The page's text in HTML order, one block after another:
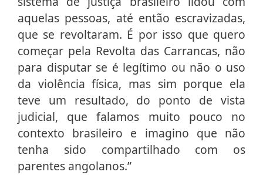
aquelas pessoas, até então escravizadas,
que se revoltaram. É por isso que quero
começar pela Revolta das Carrancas, não
para disputar se é legítimo ou não o uso
da violência física, mas sim porque ela
teve um resultado, do ponto de vista
judicial, que falamos muito pouco no
contexto brasileiro e imagino que não
tenha sido compartilhado com os
parentes angolanos.”